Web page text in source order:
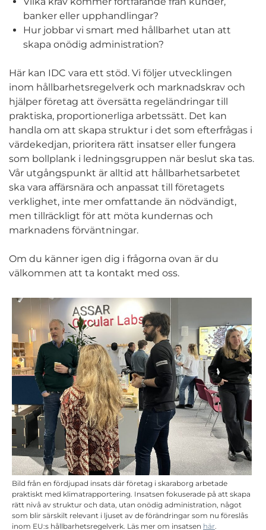
banker eller upphandlingar?
Hur jobbar vi smart med hållbarhet utan att
skapa onödig administration?
Här kan IDC vara ett stöd. Vi följer utvecklingen
inom hållbarhetsregelverk och marknadskrav och
hjälper företag att översätta regeländringar till
praktiska, proportionerliga arbetssätt. Det kan
handla om att skapa struktur i det som efterfrågas i
värdekedjan, prioritera rätt insatser eller fungera
som bollplank i ledningsgruppen när beslut ska tas.
Vår utgångspunkt är alltid att hållbarhetsarbetet
ska vara affärsnära och anpassat till företagets
verklighet, inte mer omfattande än nödvändigt,
men tillräckligt för att möta kundernas och
marknadens förväntningar.
Om du känner igen dig i frågorna ovan är du
välkommen att ta kontakt med oss.
Bild från en fördjupad insats där företag i skaraborg arbetade
praktiskt med klimatrapportering. Insatsen fokuserade på att skapa
rätt nivå av struktur och data, utan onödig administration, något
som blir särskilt relevant i ljuset av de förändringar som nu föreslås
inom EU:s hållbarhetsregelverk. Läs mer om insatsen här.